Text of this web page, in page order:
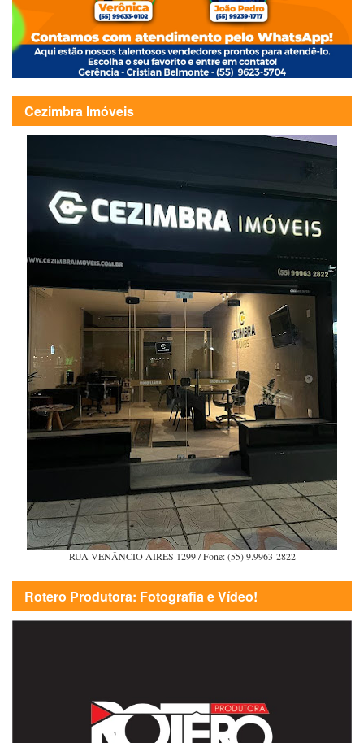
Cezimbra Imóveis
RUA VENÂNCIO AIRES 1299 / Fone: (55) 9.9963-2822
Rotero Produtora: Fotografia e Vídeo!